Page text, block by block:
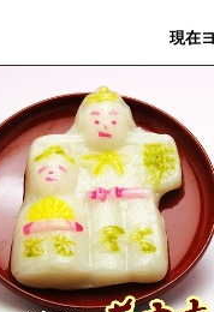
現在